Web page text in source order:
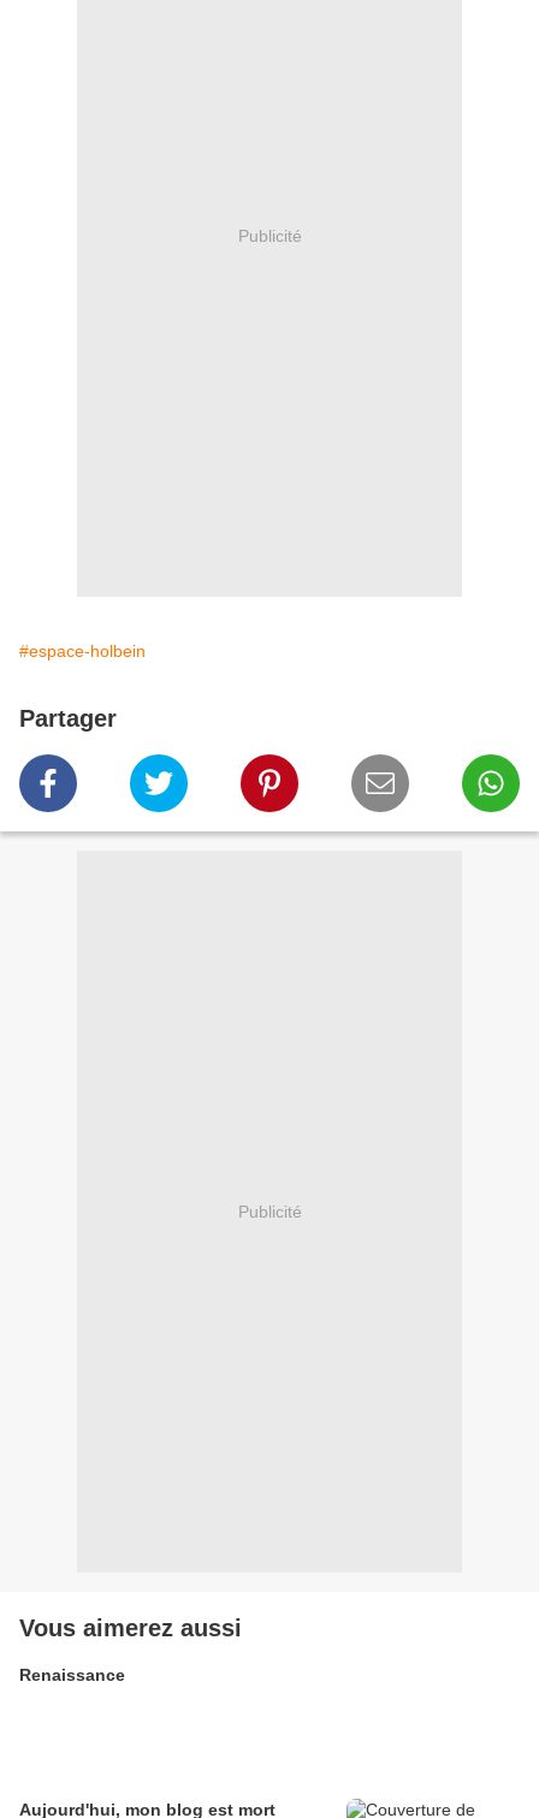
Publicité
#espace-holbein
Partager
Publicité
Vous aimerez aussi
Renaissance
Aujourd'hui, mon blog est mort